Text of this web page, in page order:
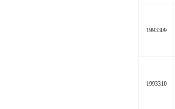
1993309
1993310